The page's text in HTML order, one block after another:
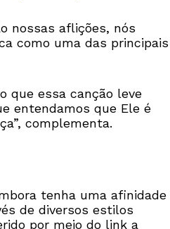
nossas aflições, nós
como uma das principais
que essa canção leve
entendamos que Ele é
complementa.
tenha uma afinidade
de diversos estilos
por meio do link a